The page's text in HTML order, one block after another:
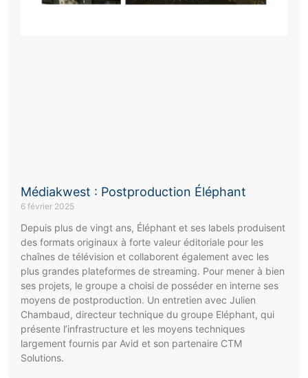
Médiakwest : Postproduction Éléphant
6 février 2025
Depuis plus de vingt ans, Éléphant et ses labels produisent
des formats originaux à forte valeur éditoriale pour les
chaînes de télévision et collaborent également avec les
plus grandes plateformes de streaming. Pour mener à bien
ses projets, le groupe a choisi de posséder en interne ses
moyens de postproduction. Un entretien avec Julien
Chambaud, directeur technique du groupe Eléphant, qui
présente l’infrastructure et les moyens techniques
largement fournis par Avid et son partenaire CTM
Solutions.